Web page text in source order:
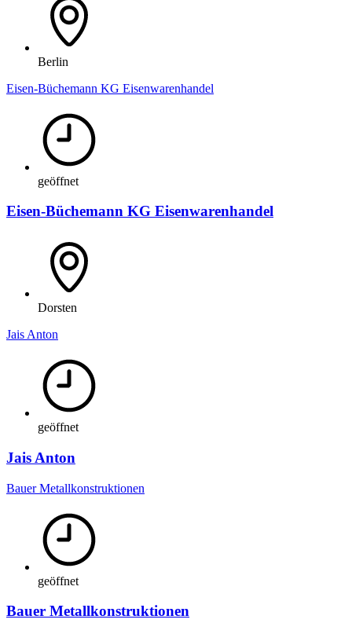
Berlin
Eisen-Büchemann KG Eisenwarenhandel
geöffnet
Eisen-Büchemann KG Eisenwarenhandel
Dorsten
Jais Anton
geöffnet
Jais Anton
Bauer Metallkonstruktionen
geöffnet
Bauer Metallkonstruktionen